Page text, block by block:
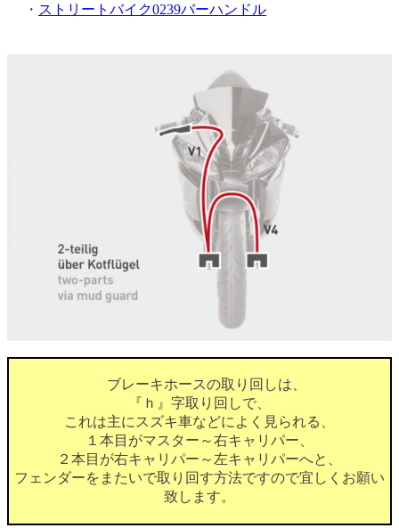
・ ストリートバイク0239バーハンドル
ブレーキホースの取り回しは、
『ｈ』字取り回しで、
これは主にスズキ車などによく見られる、
１本目がマスター～右キャリパー、
２本目が右キャリパー～左キャリパーへと、
フェンダーをまたいで取り回す方法ですので宜しくお願い
致します。